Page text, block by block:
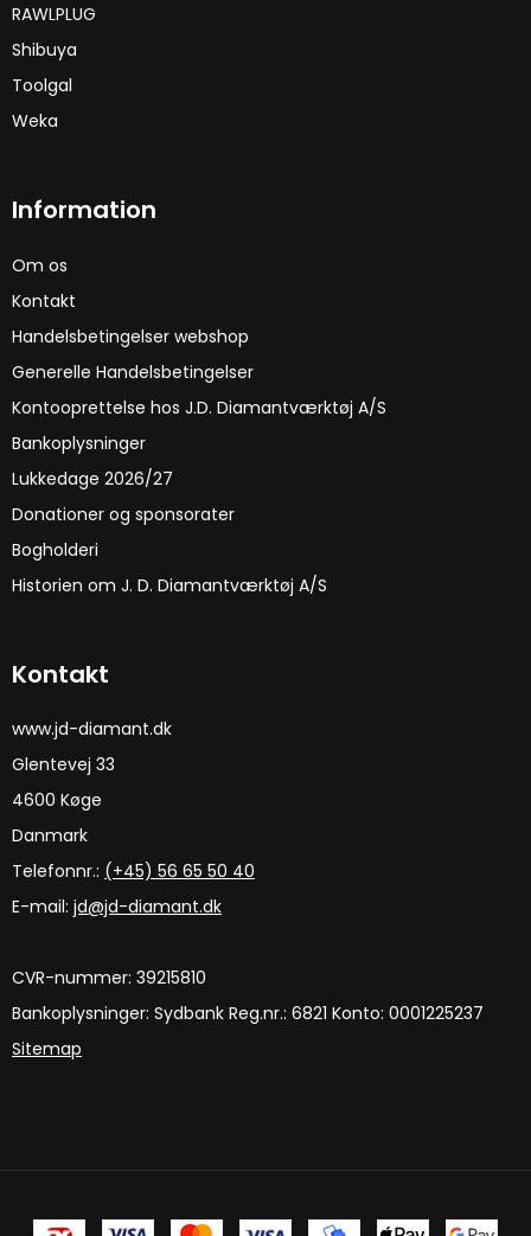
RAWLPLUG
Shibuya
Toolgal
Weka
Information
Om os
Kontakt
Handelsbetingelser webshop
Generelle Handelsbetingelser
Kontooprettelse hos J.D. Diamantværktøj A/S
Bankoplysninger
Lukkedage 2026/27
Donationer og sponsorater
Bogholderi
Historien om J. D. Diamantværktøj A/S
Kontakt
www.jd-diamant.dk
Glentevej 33
4600 Køge
Danmark
Telefonnr.: (+45) 56 65 50 40
E-mail: jd@jd-diamant.dk
CVR-nummer: 39215810
Bankoplysninger: Sydbank Reg.nr.: 6821 Konto: 0001225237
Sitemap